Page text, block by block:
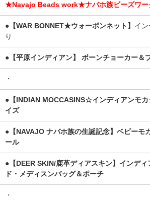
★Navajo Beads work★ナバホ族ビーズワー
●【WAR BONNET★ウォーボンネット】 イ
り
●【平原インディアン】 ボーンチョーカー＆
・
●【INDIAN MOCCASINS☆インディアンモ
イズ
●【NAVAJO ナバホ族の生誕記念】ベビーモ
ール
●【DEER SKIN/鹿革ディアスキン】インディ
ド・メディスンバッグ＆ポーチ
・